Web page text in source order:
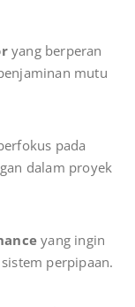
yang berperan
mutu
pada
dalam proyek
yang ingin
perpipaan.